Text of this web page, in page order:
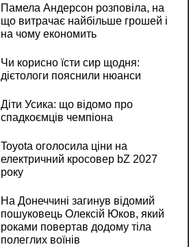
Памела Андерсон розповіла, на
що витрачає найбільше грошей і
на чому економить
Чи корисно їсти сир щодня:
дієтологи пояснили нюанси
Діти Усика: що відомо про
спадкоємців чемпіона
Toyota оголосила ціни на
електричний кросовер bZ 2027
року
На Донеччині загинув відомий
пошуковець Олексій Юков, який
роками повертав додому тіла
полеглих воїнів